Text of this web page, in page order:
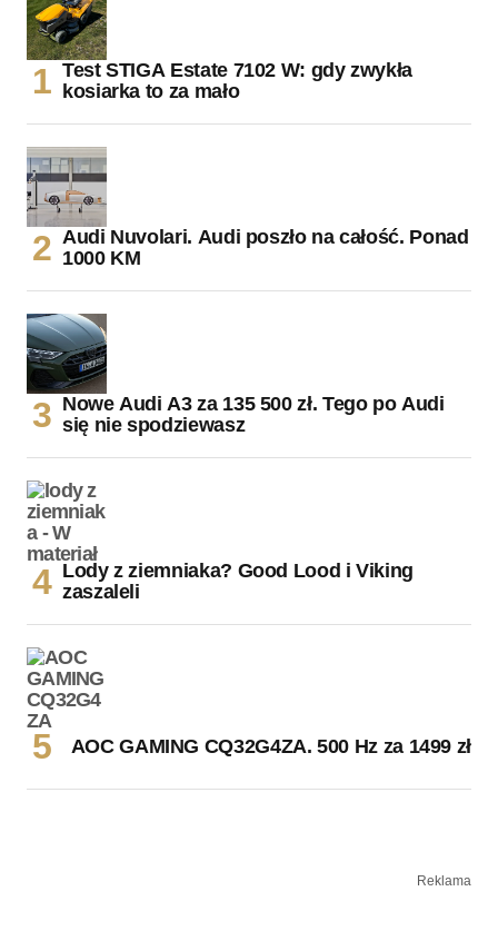
Test STIGA Estate 7102 W: gdy zwykła
kosiarka to za mało
Audi Nuvolari. Audi poszło na całość. Ponad
1000 KM
Nowe Audi A3 za 135 500 zł. Tego po Audi
się nie spodziewasz
Lody z ziemniaka? Good Lood i Viking
zaszaleli
AOC GAMING CQ32G4ZA. 500 Hz za 1499 zł
Reklama